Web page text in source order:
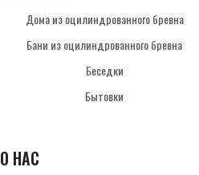
Дома из оцилиндрованного бревна
Бани из оцилиндрованного бревна
Беседки
Бытовки
О НАС